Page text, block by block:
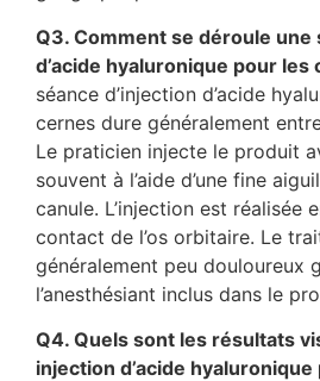
Q3. Comment se déroule une
d’acide hyaluronique pour les
séance d’injection d’acide
cernes dure généralement
Le praticien injecte le produit
souvent à l’aide d’une fine
canule. L’injection est réalisée
contact de l’os orbitaire. Le
généralement peu douloureux
l’anesthésiant inclus dans le
Q4. Quels sont les résultats
injection d’acide